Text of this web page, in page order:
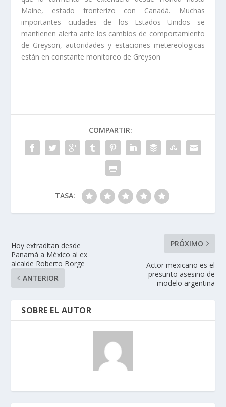
Maine, estado fronterizo con Canadá. Muchas
importantes ciudades de los Estados Unidos se
mantienen alerta ante los cambios de comportamiento
de Greyson, autoridades y estaciones metereologicas
están en constante monitoreo de Greyson
COMPARTIR:
TASA:
Hoy extraditan desde
Panamá a México al ex
alcalde Roberto Borge
ANTERIOR
PRÓXIMO
Actor mexicano es el
presunto asesino de
modelo argentina
SOBRE EL AUTOR